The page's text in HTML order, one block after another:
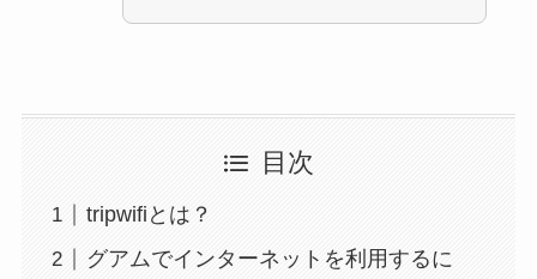
目次
tripwifiとは？
グアムでインターネットを利用するに